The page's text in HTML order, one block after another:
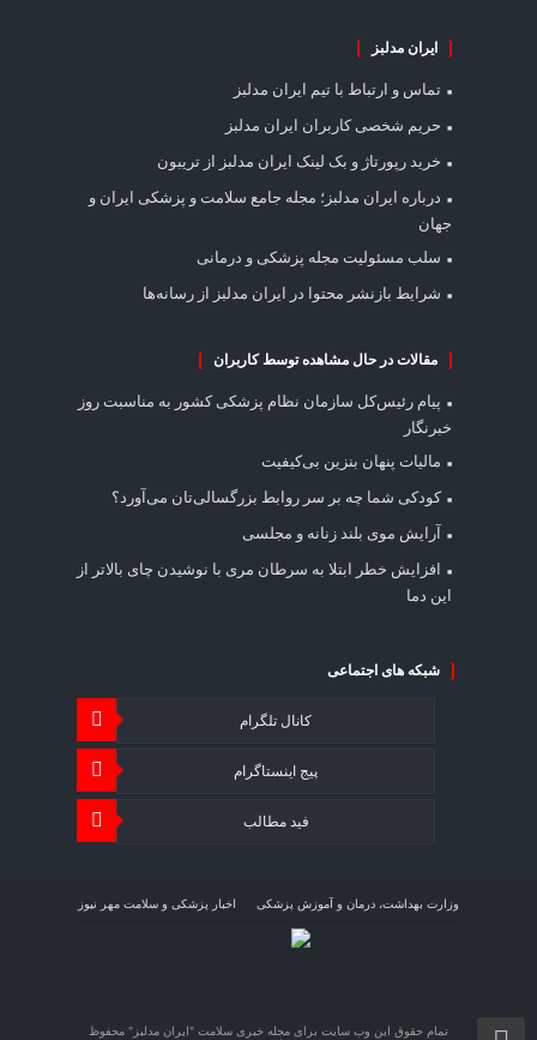
ایران مدلبز
تماس و ارتباط با تیم ایران مدلبز
حریم شخصی کاربران ایران مدلبز
خرید رپورتاژ و بک لینک ایران مدلبز از تریبون
درباره ایران مدلبز؛ مجله جامع سلامت و پزشکی ایران و
جهان
سلب مسئولیت مجله پزشکی و درمانی
شرایط بازنشر محتوا در ایران مدلبز از رسانه‌ها
مقالات در حال مشاهده توسط کاربران
پیام رئیس‌کل سازمان نظام پزشکی کشور به مناسبت روز
خبرنگار
مالیات پنهان بنزین بی‌کیفیت
کودکی شما چه بر سر روابط بزرگسالی‌تان می‌آورد؟
آرایش موی بلند زنانه و مجلسی
افزایش خطر ابتلا به سرطان مری با نوشیدن چای بالاتر از
این دما
شبکه های اجتماعی
کانال تلگرام
پیج اینستاگرام
فید مطالب
وزارت بهداشت، درمان و آموزش پزشکی اخبار پزشکی و سلامت مهر نیوز
اخبار اقتصاد سلامت اقتصاد آنلاین
تمام حقوق این وب سایت برای مجله خبری سلامت "ایران مدلبز" محفوظ